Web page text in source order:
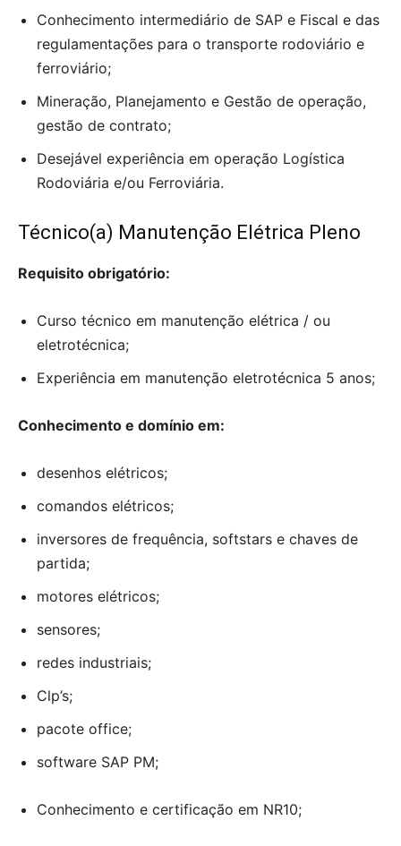
Conhecimento intermediário de SAP e Fiscal e das
regulamentações para o transporte rodoviário e
ferroviário;
Mineração, Planejamento e Gestão de operação,
gestão de contrato;
Desejável experiência em operação Logística
Rodoviária e/ou Ferroviária.
Técnico(a) Manutenção Elétrica Pleno
Requisito obrigatório:
Curso técnico em manutenção elétrica / ou
eletrotécnica;
Experiência em manutenção eletrotécnica 5 anos;
Conhecimento e domínio em:
desenhos elétricos;
comandos elétricos;
inversores de frequência, softstars e chaves de
partida;
motores elétricos;
sensores;
redes industriais;
Clp’s;
pacote office;
software SAP PM;
Conhecimento e certificação em NR10;